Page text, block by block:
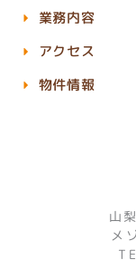
山
メ
業務内容
アクセス
物件情報